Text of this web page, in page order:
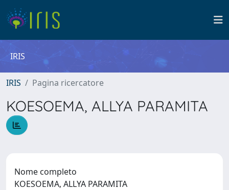
IRIS
IRIS Pagina ricercatore
KOESOEMA, ALLYA PARAMITA
Nome completo
KOESOEMA, ALLYA PARAMITA